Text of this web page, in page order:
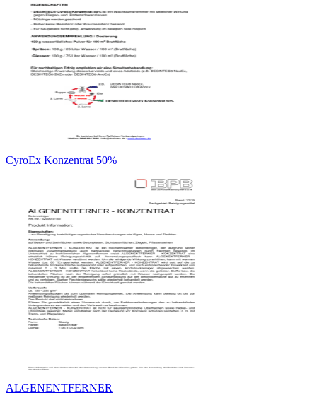
CyroEx Konzentrat 50%
ALGENENTFERNER